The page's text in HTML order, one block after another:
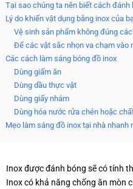
Tại sao chúng ta nên biết cách đánh
Lý do khiến vật dụng bằng inox của
Vệ sinh sản phẩm không đúng
Để các vật sắc nhọn va chạm vào
Các cách làm sáng bóng đồ inox
Dùng giấm ăn
Dùng dầu thực vật
Dùng giấy nhám
Dùng hóa nước rửa chén hoặc
Mẹo làm sáng đồ inox tại nhà nhanh
Inox được đánh bóng sẽ có tính
Inox có khả năng chống ăn mòn